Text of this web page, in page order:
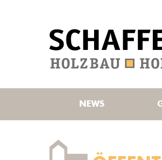
NEWS